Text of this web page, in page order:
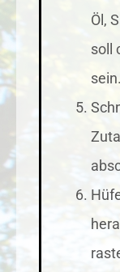
Öl,
soll
sein.